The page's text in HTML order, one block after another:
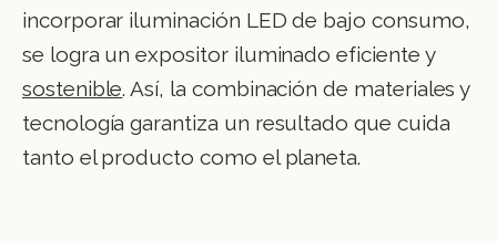
incorporar iluminación LED de bajo consumo,
se logra un expositor iluminado eficiente y
sostenible. Así, la combinación de materiales y
tecnología garantiza un resultado que cuida
tanto el producto como el planeta.